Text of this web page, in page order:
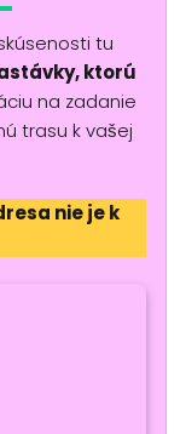
tu
ktorú
na zadanie
trasu k vašej
nie je k